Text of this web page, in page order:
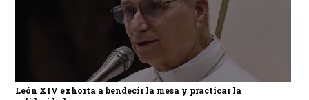
León XIV exhorta a bendecir la mesa y practicar la